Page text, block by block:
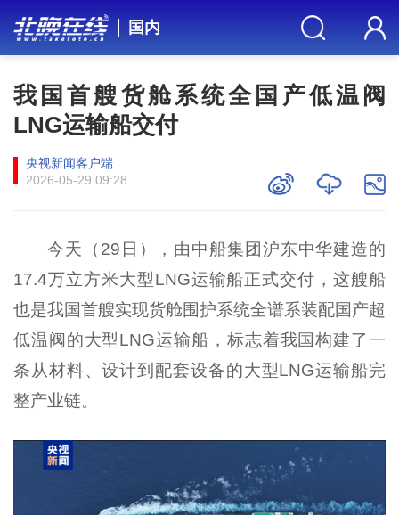
国内
我国首艘货舱系统全国产低温阀
LNG运输船交付
央视新闻客户端
2026-05-29 09:28
今天（29日），由中船集团沪东中华建造的
17.4万立方米大型LNG运输船正式交付，这艘船
也是我国首艘实现货舱围护系统全谱系装配国产超
低温阀的大型LNG运输船，标志着我国构建了一
条从材料、设计到配套设备的大型LNG运输船完
整产业链。